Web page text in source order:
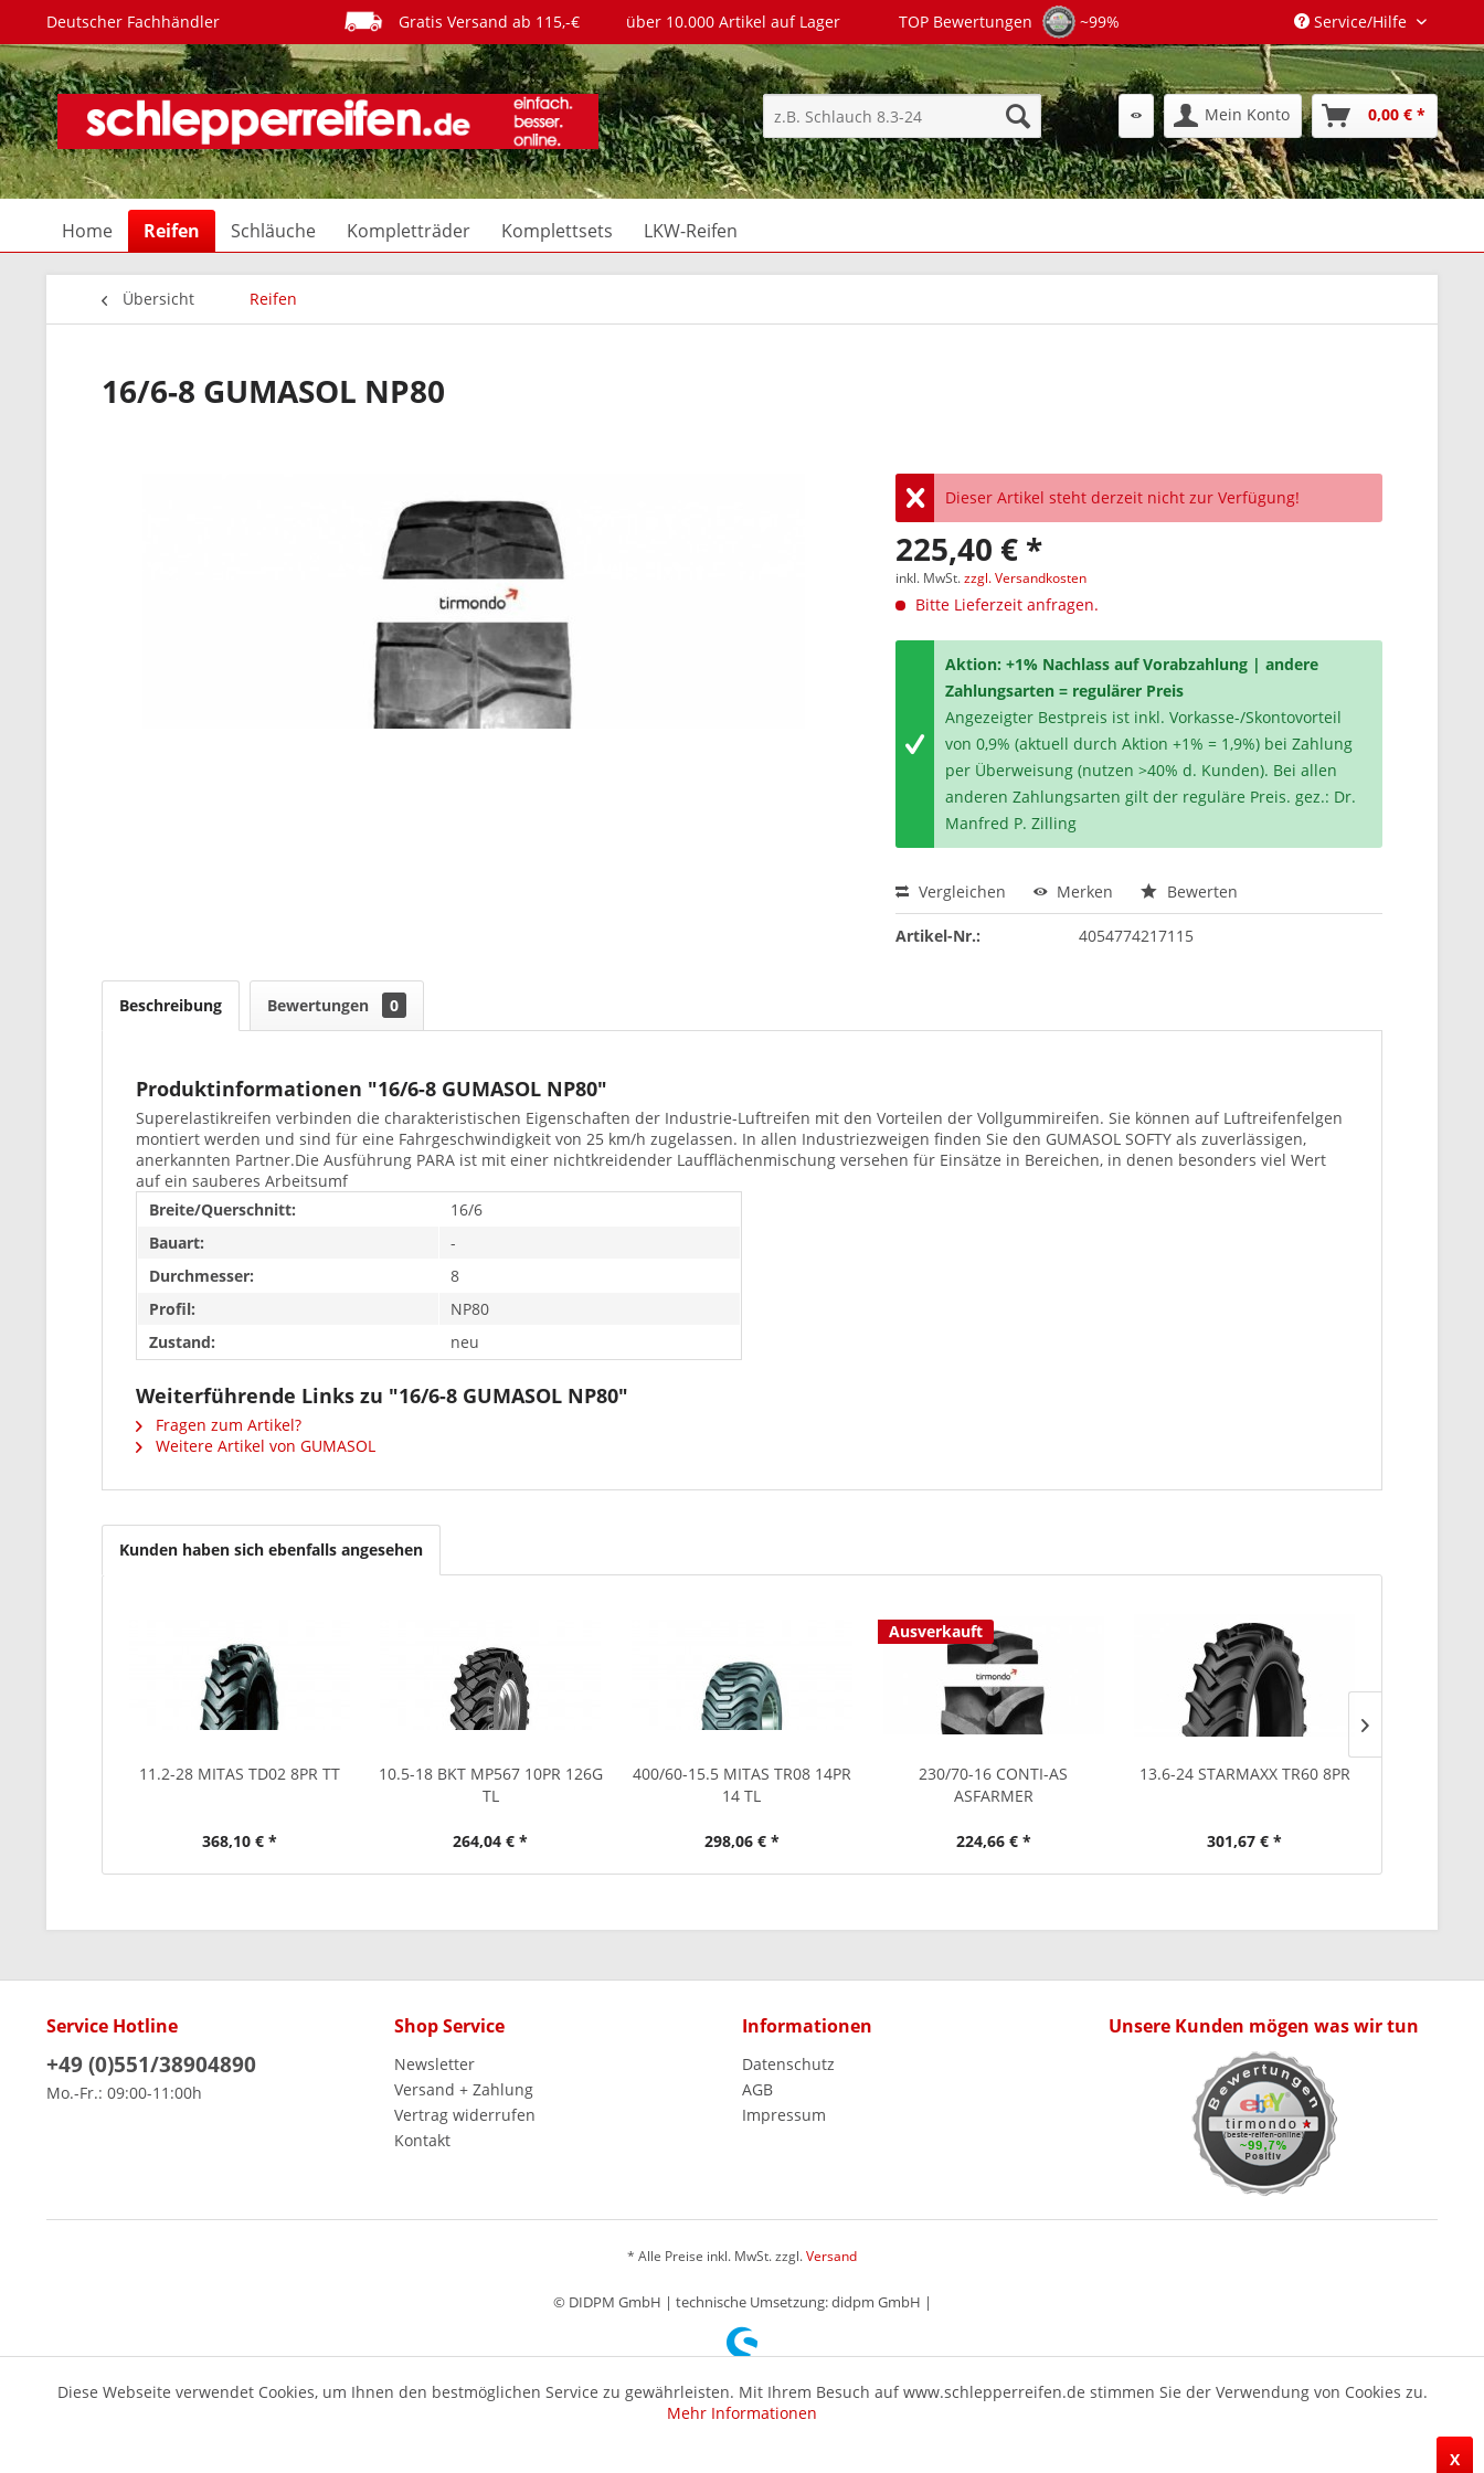
Deutscher Fachhändler Gratis Versand ab 115,-€ über 10.000 Artikel auf Lager TOP Bewertungen ~99% Service/Hilfe
Mein Konto 0,00 € *
Home Reifen Schläuche Kompletträder Komplettsets LKW-Reifen
Übersicht Reifen
16/6-8 GUMASOL NP80
Dieser Artikel steht derzeit nicht zur Verfügung!
225,40 € *
inkl. MwSt.zzgl. Versandkosten
Bitte Lieferzeit anfragen.
Aktion: +1% Nachlass auf Vorabzahlung | andere
Zahlungsarten = regulärer Preis
Angezeigter Bestpreis ist inkl. Vorkasse-/Skontovorteil
von 0,9% (aktuell durch Aktion +1% = 1,9%) bei Zahlung
per Überweisung (nutzen >40% d. Kunden). Bei allen
anderen Zahlungsarten gilt der reguläre Preis. gez.: Dr.
Manfred P. Zilling
Vergleichen Merken Bewerten
Artikel-Nr.: 4054774217115
Beschreibung Bewertungen 0
Produktinformationen "16/6-8 GUMASOL NP80"
Superelastikreifen verbinden die charakteristischen Eigenschaften der Industrie-Luftreifen mit den Vorteilen der Vollgummireifen. Sie können auf Luftreifenfelgen
montiert werden und sind für eine Fahrgeschwindigkeit von 25 km/h zugelassen. In allen Industriezweigen finden Sie den GUMASOL SOFTY als zuverlässigen,
anerkannten Partner.Die Ausführung PARA ist mit einer nichtkreidender Laufflächenmischung versehen für Einsätze in Bereichen, in denen besonders viel Wert
auf ein sauberes Arbeitsumf
Breite/Querschnitt:
16/6
Bauart:
-
Durchmesser:
8
Profil:
NP80
Zustand:
neu
Weiterführende Links zu "16/6-8 GUMASOL NP80"
Fragen zum Artikel?
Weitere Artikel von GUMASOL
Kunden haben sich ebenfalls angesehen
11.2-28 MITAS TD02 8PR TT
368,10 € *
10.5-18 BKT MP567 10PR 126G
TL
264,04 € *
400/60-15.5 MITAS TR08 14PR
14 TL
298,06 € *
Ausverkauft
230/70-16 CONTI-AS
ASFARMER
224,66 € *
13.6-24 STARMAXX TR60 8PR
301,67 € *
Service Hotline
+49 (0)551/38904890
Mo.-Fr.: 09:00-11:00h
Shop Service
Newsletter
Versand + Zahlung
Vertrag widerrufen
Kontakt
Informationen
Datenschutz
AGB
Impressum
Unsere Kunden mögen was wir tun
* Alle Preise inkl. MwSt. zzgl.Versand
© DIDPM GmbH | technische Umsetzung: didpm GmbH |
Diese Webseite verwendet Cookies, um Ihnen den bestmöglichen Service zu gewährleisten. Mit Ihrem Besuch auf www.schlepperreifen.de stimmen Sie der Verwendung von Cookies zu.
Mehr Informationen
X